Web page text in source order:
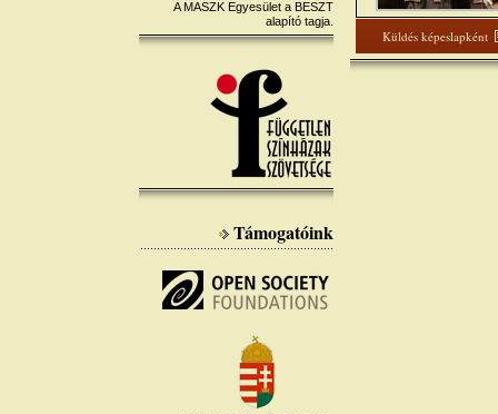
A MASZK Egyesület a BESZT
alapító tagja.
Támogatóink
Küldés képeslapként